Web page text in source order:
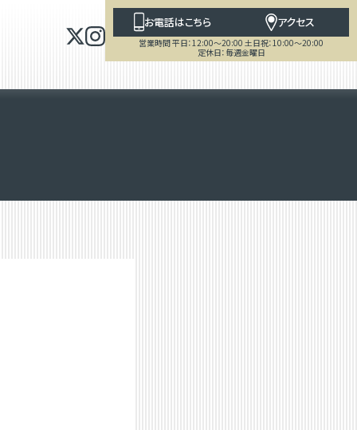
お電話はこちら アクセス
営業時間 平日：12:00～20:00 土日祝：10:00～20:00
定休日：毎週金曜日